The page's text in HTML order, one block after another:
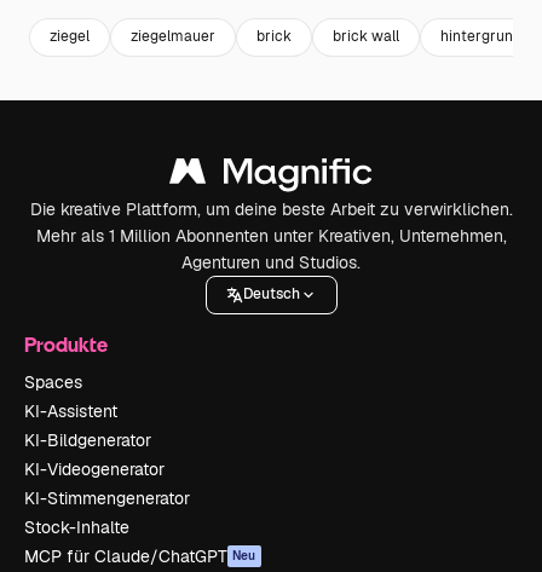
ziegel ziegelmauer brick brick wall hintergrund
Die kreative Plattform, um deine beste Arbeit zu verwirklichen.
Mehr als 1 Million Abonnenten unter Kreativen, Unternehmen,
Agenturen und Studios.
Deutsch
Produkte
Spaces
KI-Assistent
KI-Bildgenerator
KI-Videogenerator
KI-Stimmengenerator
Stock-Inhalte
MCP für Claude/ChatGPT Neu